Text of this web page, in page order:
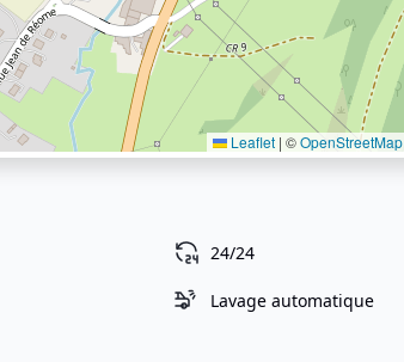
Leaflet | ©OpenStreetMap
24/24
Lavage automatique